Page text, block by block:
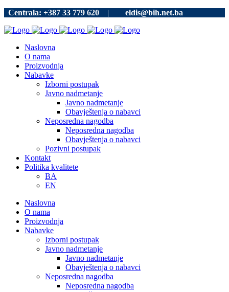
Centrala: +387 33 779 620 | eldis@bih.net.ba
Naslovna
O nama
Proizvodnja
Nabavke
Izborni postupak
Javno nadmetanje
Javno nadmetanje
Obavještenja o nabavci
Neposredna nagodba
Neposredna nagodba
Obavještenja o nabavci
Pozivni postupak
Kontakt
Politika kvalitete
BA
EN
Naslovna
O nama
Proizvodnja
Nabavke
Izborni postupak
Javno nadmetanje
Javno nadmetanje
Obavještenja o nabavci
Neposredna nagodba
Neposredna nagodba